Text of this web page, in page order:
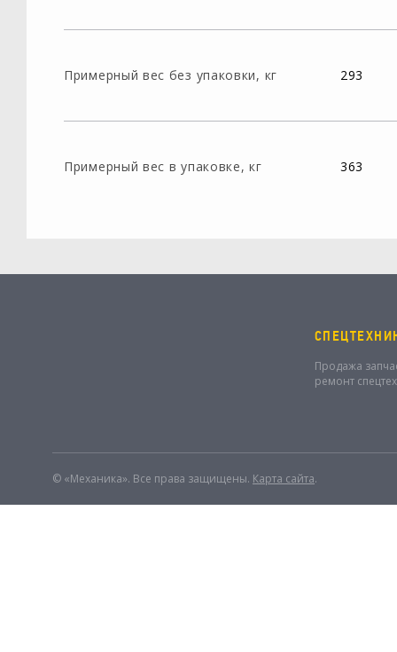
Примерный вес без упаковки, кг 293
Примерный вес в упаковке, кг 363
Продажа
ремонт
© «Механика». Все права защищены. Карта сайта.